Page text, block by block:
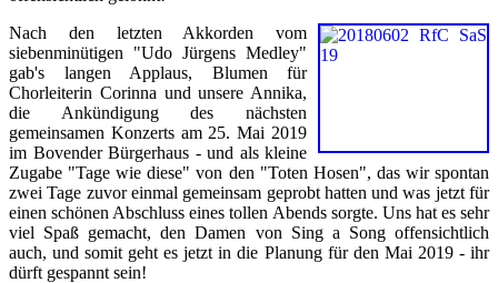
Nach den letzten Akkorden vom
siebenminütigen "Udo Jürgens Medley"
gab's langen Applaus, Blumen für
Chorleiterin Corinna und unsere Annika,
die Ankündigung des nächsten
gemeinsamen Konzerts am 25. Mai 2019
im Bovender Bürgerhaus - und als kleine
Zugabe "Tage wie diese" von den "Toten Hosen", das wir spontan
zwei Tage zuvor einmal gemeinsam geprobt hatten und was jetzt für
einen schönen Abschluss eines tollen Abends sorgte. Uns hat es sehr
viel Spaß gemacht, den Damen von Sing a Song offensichtlich
auch, und somit geht es jetzt in die Planung für den Mai 2019 - ihr
dürft gespannt sein!